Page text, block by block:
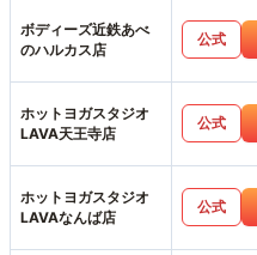
ボディーズ近鉄あべ
のハルカス店
公式
ホットヨガスタジオ
LAVA天王寺店
公式
ホットヨガスタジオ
LAVAなんば店
公式